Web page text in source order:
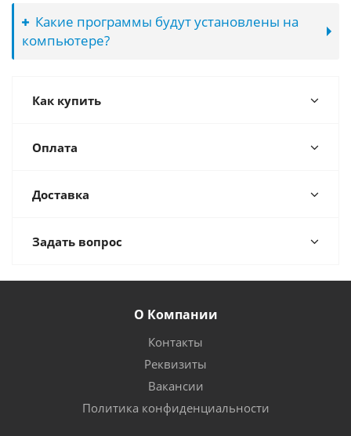
Какие программы будут установлены на
компьютере?
Как купить
Оплата
Доставка
Задать вопрос
О Компании
Контакты
Реквизиты
Вакансии
Политика конфиденциальности